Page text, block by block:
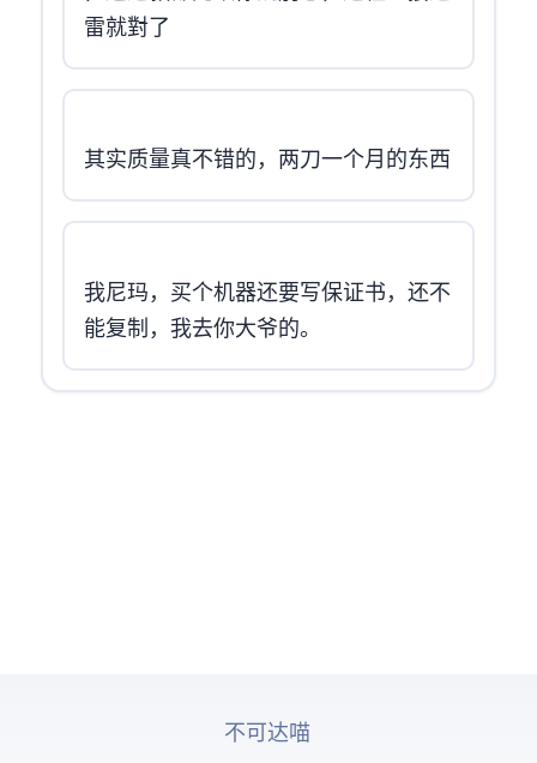
雷就對了
其实Ip质量真不错的，1两刀一个月的东西
我尼玛，买个机器还要写保证书，还不
能复制，我去你大爷的。
© 2026 ICMP不可达喵. All rights reserved.